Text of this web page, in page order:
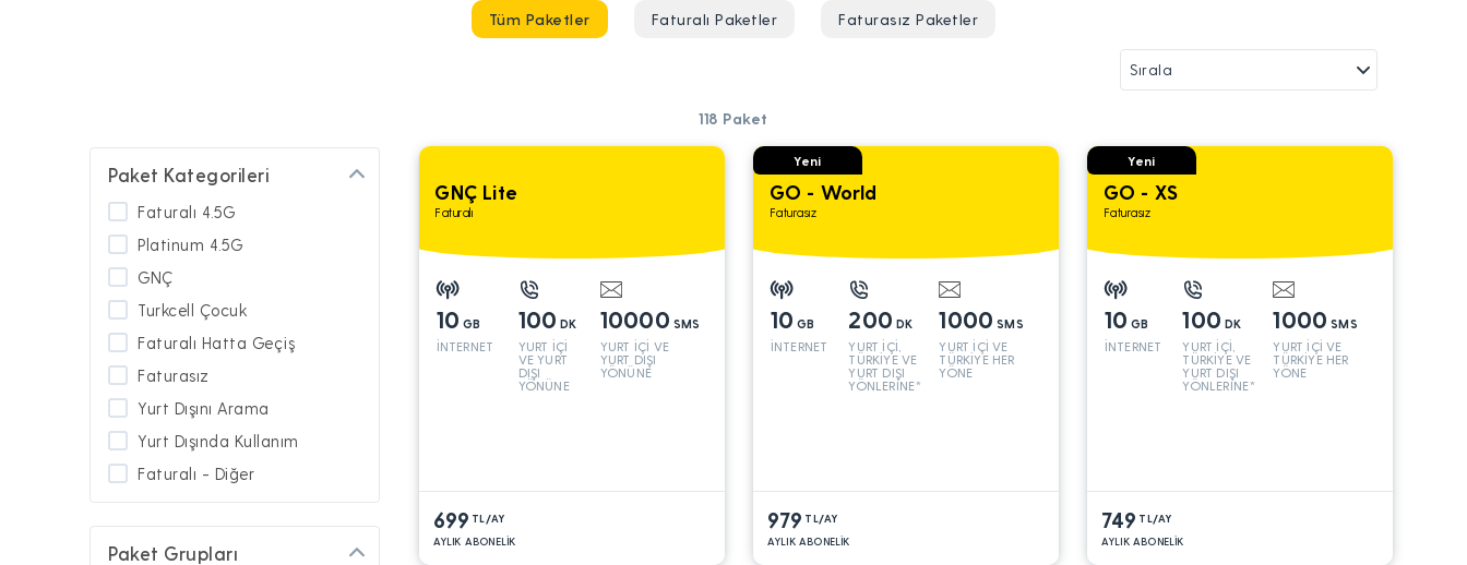
Tüm Paketler Faturalı Paketler Faturasız Paketler
118 Paket
GNÇ Lite
Faturalı
10 GB
İNTERNET
100 DK
YURT İÇİ
VE YURT
DIŞI
YÖNÜNE
10000 SMS
YURT İÇİ VE
YURT DIŞI
YÖNÜNE
699 TL/AY
AYLIK ABONELİK
Yeni
GO - World
Faturasız
10 GB
İNTERNET
200 DK
YURT İÇİ,
TÜRKİYE VE
YURT DIŞI
YÖNLERİNE*
1000 SMS
YURT İÇİ VE
TÜRKİYE HER
YÖNE
979 TL/AY
AYLIK ABONELİK
Yeni
GO - XS
Faturasız
10 GB
İNTERNET
100 DK
YURT İÇİ,
TÜRKİYE VE
YURT DIŞI
YÖNLERİNE*
1000 SMS
YURT İÇİ VE
TÜRKİYE HER
YÖNE
749 TL/AY
AYLIK ABONELİK
Paket Kategorileri
Faturalı 4.5G
Platinum 4.5G
GNÇ
Turkcell Çocuk
Faturalı Hatta Geçiş
Faturasız
Yurt Dışını Arama
Yurt Dışında Kullanım
Faturalı - Diğer
Paket Grupları